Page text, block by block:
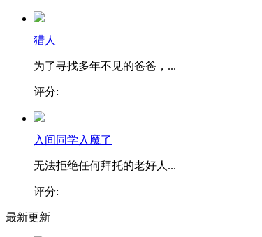
猎人
为了寻找多年不见的爸爸，...
评分:
入间同学入魔了
无法拒绝任何拜托的老好人...
评分:
最新更新